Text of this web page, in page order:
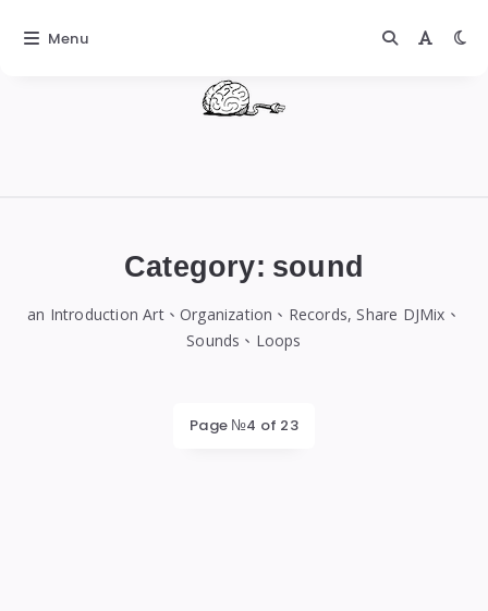
Category: sound
an Introduction Art、Organization、Records, Share DJMix、
Sounds、Loops
Page №4 of 23
Menu